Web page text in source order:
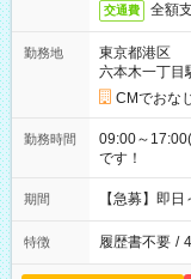
交通費 全額
勤務地
東京都港区
六本木一丁目
CMでおな
勤務時間
09:00～
です！
期間 【急募】即
特徴 履歴書不要 /